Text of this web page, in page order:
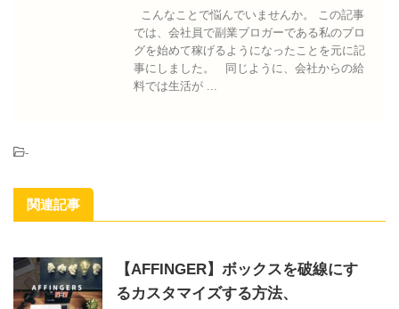
こんなことで悩んでいませんか。 この記事
では、会社員で副業ブロガーである私のブロ
グを始めて稼げるようになったことを元に記
事にしました。 同じように、会社からの給
料では生活が ...
-
関連記事
【AFFINGER】ボックスを破線にす
るカスタマイズする方法、